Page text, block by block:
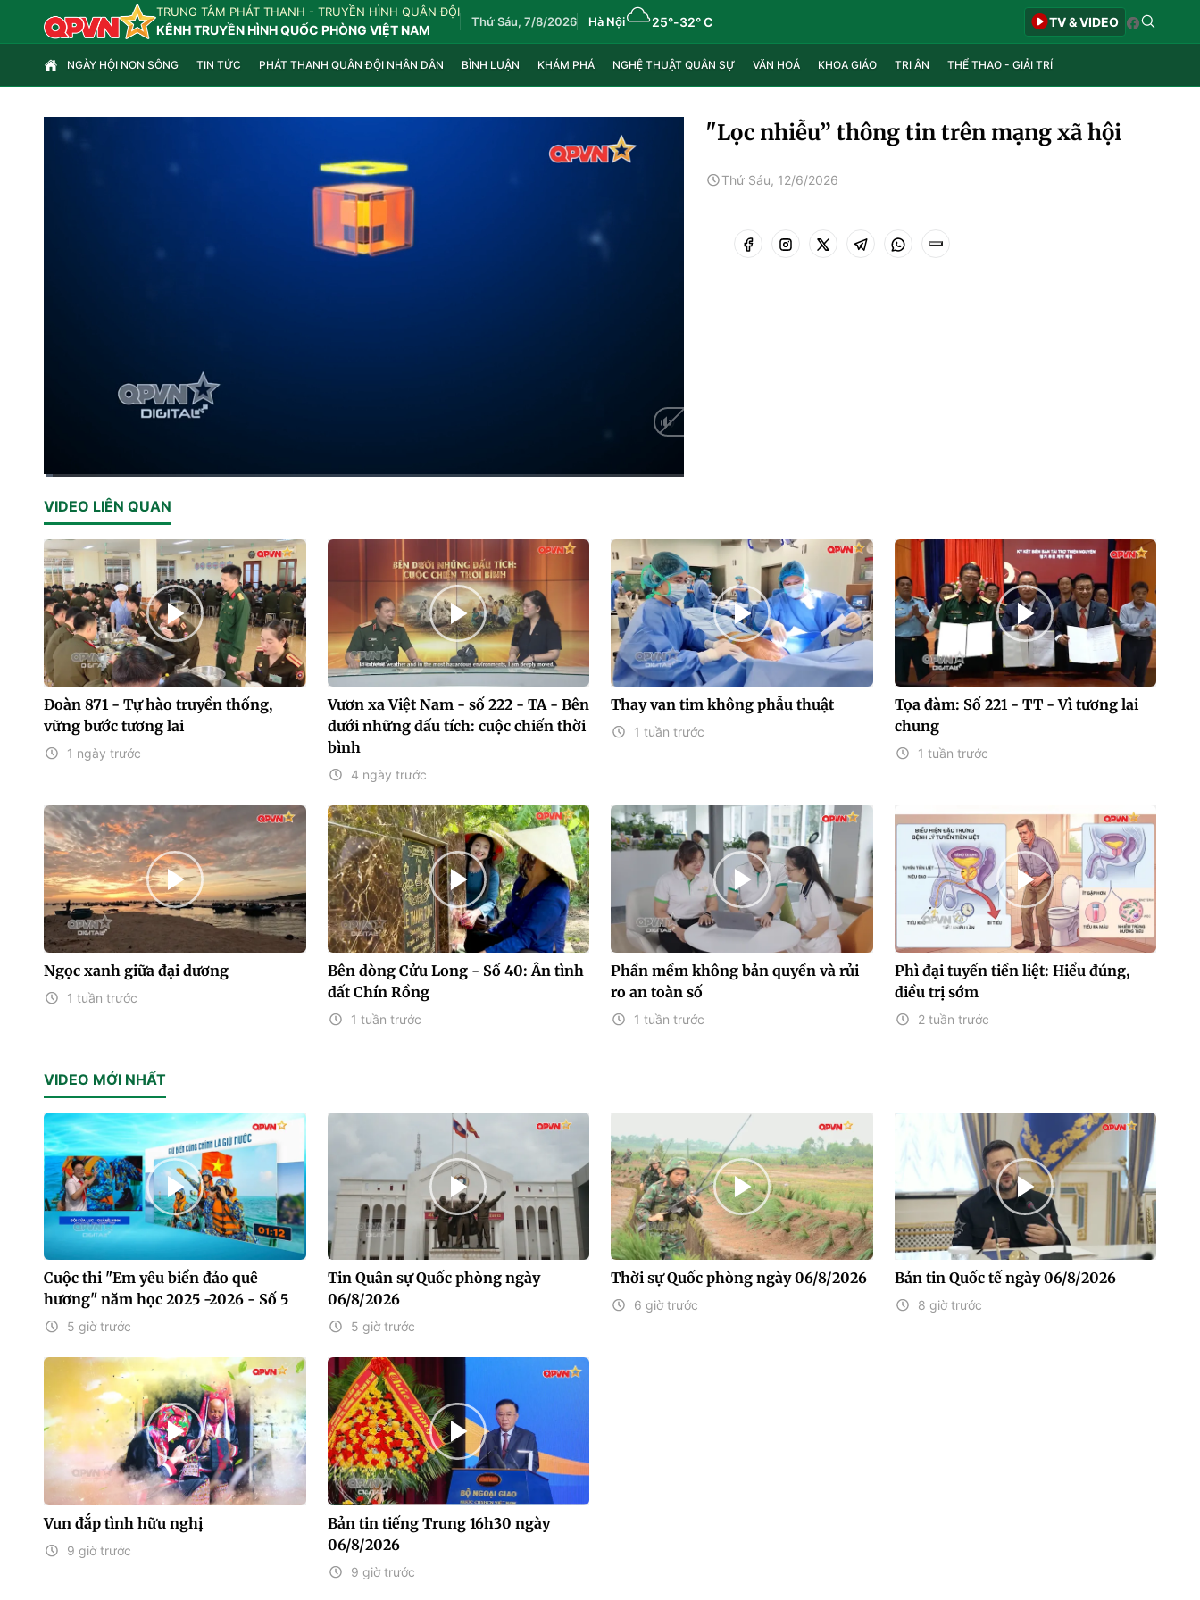
TRUNG TÂM PHÁT THANH - TRUYỀN HÌNH QUÂN ĐỘI
KÊNH TRUYỀN HÌNH QUỐC PHÒNG VIỆT NAM
Thứ Sáu, 7/8/2026 Hà Nội 25°-32° C TV & VIDEO
NGÀY HỘI NON SÔNG TIN TỨC PHÁT THANH QUÂN ĐỘI NHÂN DÂN BÌNH LUẬN KHÁM PHÁ NGHỆ THUẬT QUÂN SỰ VĂN HOÁ KHOA GIÁO TRI ÂN THỂ THAO - GIẢI TRÍ
"Lọc nhiễu” thông tin trên mạng xã hội
Thứ Sáu, 12/6/2026
VIDEO LIÊN QUAN
Đoàn 871 - Tự hào truyền thống,
vững bước tương lai
1 ngày trước
Vươn xa Việt Nam - số 222 - TA - Bên
dưới những dấu tích: cuộc chiến thời
bình
4 ngày trước
Thay van tim không phẫu thuật
1 tuần trước
Tọa đàm: Số 221 - TT - Vì tương lai
chung
1 tuần trước
Ngọc xanh giữa đại dương
1 tuần trước
Bên dòng Cửu Long - Số 40: Ân tình
đất Chín Rồng
1 tuần trước
Phần mềm không bản quyền và rủi
ro an toàn số
1 tuần trước
Phì đại tuyến tiền liệt: Hiểu đúng,
điều trị sớm
2 tuần trước
VIDEO MỚI NHẤT
Cuộc thi "Em yêu biển đảo quê
hương" năm học 2025 -2026 - Số 5
5 giờ trước
Tin Quân sự Quốc phòng ngày
06/8/2026
5 giờ trước
Thời sự Quốc phòng ngày 06/8/2026
6 giờ trước
Bản tin Quốc tế ngày 06/8/2026
8 giờ trước
Vun đắp tình hữu nghị
9 giờ trước
Bản tin tiếng Trung 16h30 ngày
06/8/2026
9 giờ trước